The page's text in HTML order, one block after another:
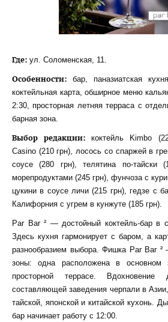
Где: ул. Соломенская, 11.
Особенности: бар, паназиатская
коктейльная карта, обширное меню
2:30, просторная летняя терраса с
барная зона.
Выбор редакции:коктейль Kimbo
Casino (210 грн), лосось со спаржей в
соусе (280 грн), телятина по-тайски
морепродуктами (245 грн), фунчоза с
цукини в соусе личи (215 грн), гедзе с
Калифорния с угрем в кунжуте (185 грн).
Par Bar ² — достойный коктейль-бар в
Здесь кухня гармонирует с баром, а
разнообразием выбора. Фишка Par Bar
зоны: одна расположена в
просторной террасе. Вдохновение
составляющей заведения черпали в
тайской, японской и китайской кухонь.
бар начинает работу с 12:00.